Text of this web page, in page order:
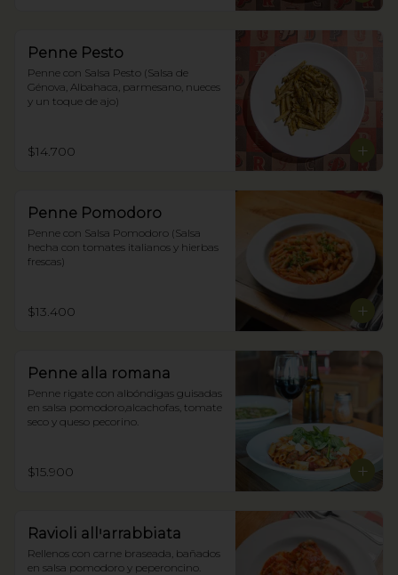
Penne Pesto
Penne con Salsa Pesto (Salsa de
Génova, Albahaca, parmesano, nueces
y un toque de ajo)
$14.700
Penne Pomodoro
Penne con Salsa Pomodoro (Salsa
hecha con tomates italianos y hierbas
frescas)
$13.400
Penne alla romana
Penne rigate con albóndigas guisadas
en salsa pomodoro,alcachofas, tomate
seco y queso pecorino.
$15.900
Ravioli allꞌarrabbiata
Rellenos con carne braseada, bañados
en salsa pomodoro y peperoncino.